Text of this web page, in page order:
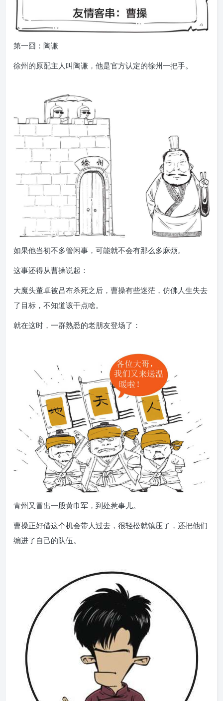
第一囧：陶谦
徐州的原配主人叫陶谦，他是官方认定的徐州一把手。
如果他当初不多管闲事，可能就不会有那么多麻烦。
这事还得从曹操说起：
大魔头董卓被吕布杀死之后，曹操有些迷茫，仿佛人生失去
了目标，不知道该干点啥。
就在这时，一群熟悉的老朋友登场了：
青州又冒出一股黄巾军，到处惹事儿。
曹操正好借这个机会带人过去，很轻松就镇压了，还把他们
编进了自己的队伍。